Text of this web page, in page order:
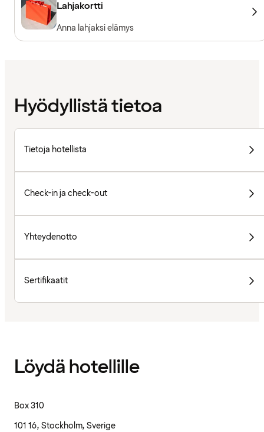
Lahjakortti
Anna lahjaksi elämys
Hyödyllistä tietoa
Tietoja hotellista
Check-in ja check-out
Yhteydenotto
Sertifikaatit
Löydä hotellille
Box 310
101 16, Stockholm, Sverige